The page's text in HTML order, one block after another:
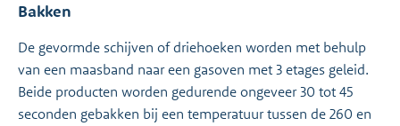
Bakken
De gevormde schijven of driehoeken worden met behulp
van een maasband naar een gasoven met 3 etages geleid.
Beide producten worden gedurende ongeveer 30 tot 45
seconden gebakken bij een temperatuur tussen de 260 en